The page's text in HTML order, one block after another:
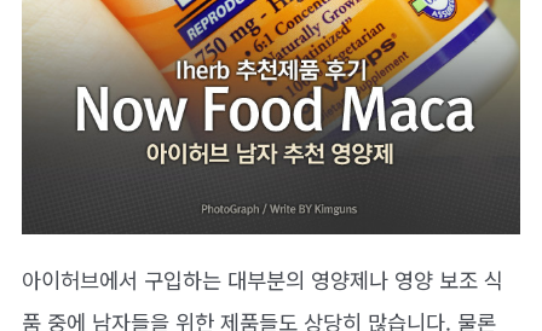
아이허브에서 구입하는 대부분의 영양제나 영양 보조 식
품 중에 남자들을 위한 제품들도 상당히 많습니다. 물론